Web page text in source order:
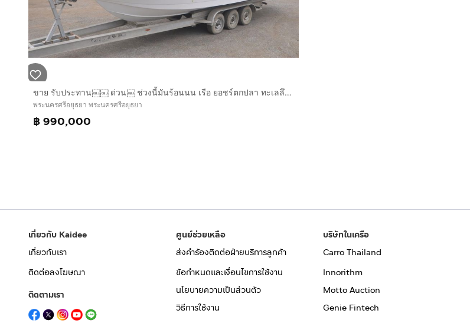
ขาย รับประทาน￼￼ ด่วน￼ ช่วงนี้มันร้อนนน เรือ ยอชร์ตกปลา ทะเลลึก สำหรับสายโหด￼￼ Pro-Line 32.6 ft Walkaround เรือ อเมริกา￼ ใครชอบความแรง
พระนครศรีอยุธยา พระนครศรีอยุธยา
฿ 990,000
เกี่ยวกับ Kaidee
เกี่ยวกับเรา
ติดต่อลงโฆษณา
ติดตามเรา
ศูนย์ช่วยเหลือ
ส่งคำร้องติดต่อฝ่ายบริการลูกค้า
ข้อกำหนดและเงื่อนไขการใช้งาน
นโยบายความเป็นส่วนตัว
วิธีการใช้งาน
บริษัทในเครือ
Carro Thailand
Innorithm
Motto Auction
Genie Fintech